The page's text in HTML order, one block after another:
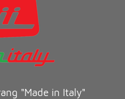
"Made in Italy"